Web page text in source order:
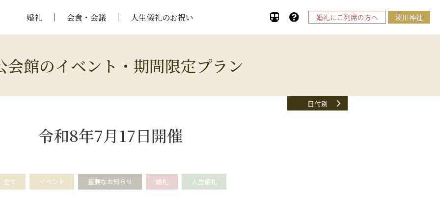
婚礼 会食・会議 人生儀礼のお祝い 婚礼にご列席の方へ 湊川神社
会館のイベント・期間限定プラン
日付別
令和8年7月17日開催
全て イベント 重要なお知らせ 婚礼 人生儀礼